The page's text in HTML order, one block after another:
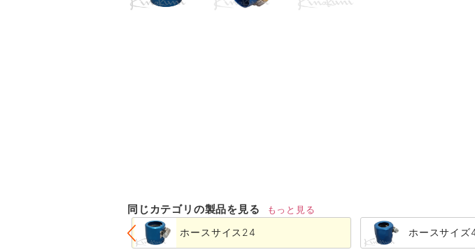
同じカテゴリの製品を見る もっと見る
ホースサイス24 ホースサイズ